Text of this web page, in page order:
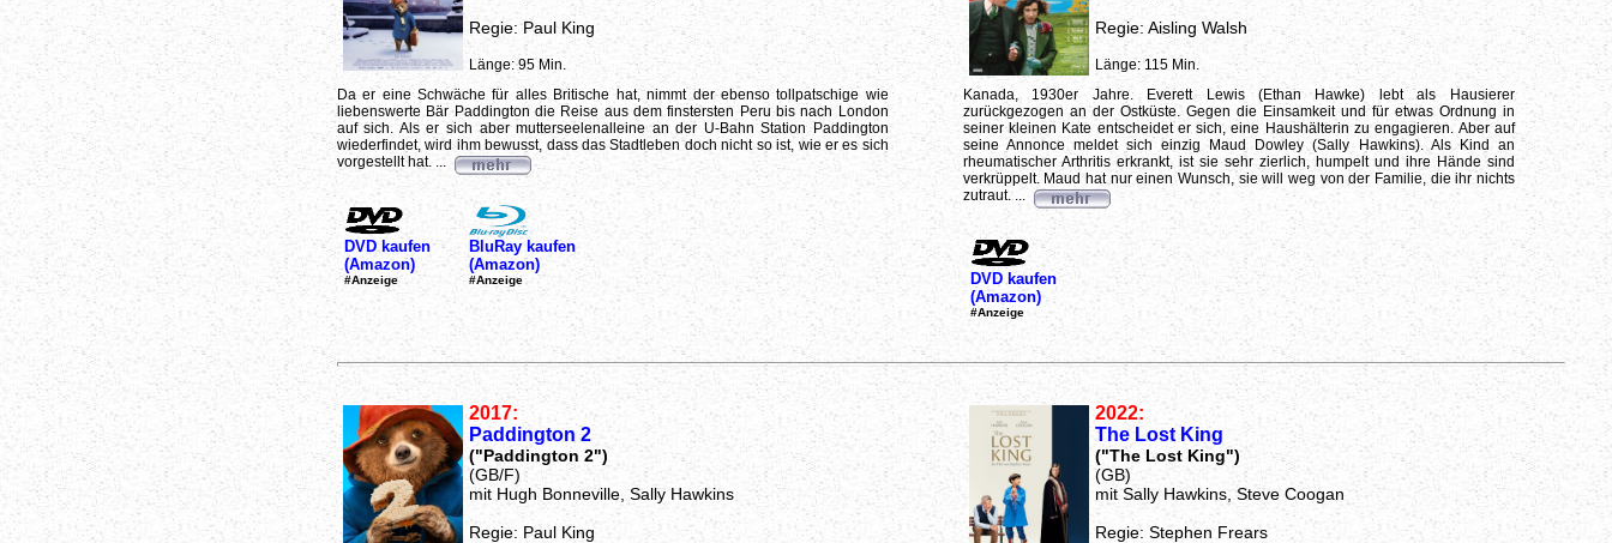
Regie: Paul King
Länge: 95 Min.
Da er eine Schwäche für alles Britische hat, nimmt der ebenso tollpatschige wie
liebenswerte Bär Paddington die Reise aus dem finstersten Peru bis nach London
auf sich. Als er sich aber mutterseelenalleine an der U-Bahn Station Paddington
wiederfindet, wird ihm bewusst, dass das Stadtleben doch nicht so ist, wie er es sich
vorgestellt hat. ...
DVD kaufen
(Amazon)
#Anzeige
BluRay kaufen
(Amazon)
#Anzeige
Regie: Aisling Walsh
Länge: 115 Min.
Kanada, 1930er Jahre. Everett Lewis (Ethan Hawke) lebt als Hausierer
zurückgezogen an der Ostküste. Gegen die Einsamkeit und für etwas Ordnung in
seiner kleinen Kate entscheidet er sich, eine Haushälterin zu engagieren. Aber auf
seine Annonce meldet sich einzig Maud Dowley (Sally Hawkins). Als Kind an
rheumatischer Arthritis erkrankt, ist sie sehr zierlich, humpelt und ihre Hände sind
verkrüppelt. Maud hat nur einen Wunsch, sie will weg von der Familie, die ihr nichts
zutraut. ...
DVD kaufen
(Amazon)
#Anzeige
2017:
Paddington 2
("Paddington 2")
(GB/F)
mit Hugh Bonneville, Sally Hawkins
Regie: Paul King
2022:
The Lost King
("The Lost King")
(GB)
mit Sally Hawkins, Steve Coogan
Regie: Stephen Frears